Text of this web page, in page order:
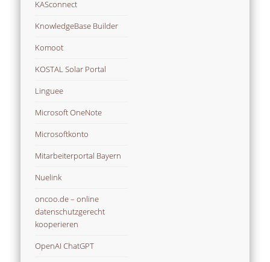
KASconnect
KnowledgeBase Builder
Komoot
KOSTAL Solar Portal
Linguee
Microsoft OneNote
Microsoftkonto
Mitarbeiterportal Bayern
Nuelink
oncoo.de – online
datenschutzgerecht
kooperieren
OpenAI ChatGPT